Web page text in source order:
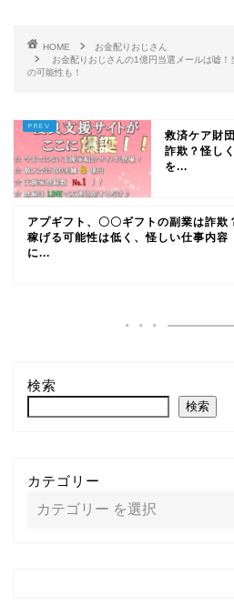
HOME
お金配りおじさん
お金配りおじさんの1億円当選メールは嘘
の可能性も！
救済ケア財
詐欺？怪し
を...
アプギフト、〇〇ギフトの副業は詐欺
稼げる可能性は低く、怪しい仕事内容
に...
検索
検索
カテゴリー